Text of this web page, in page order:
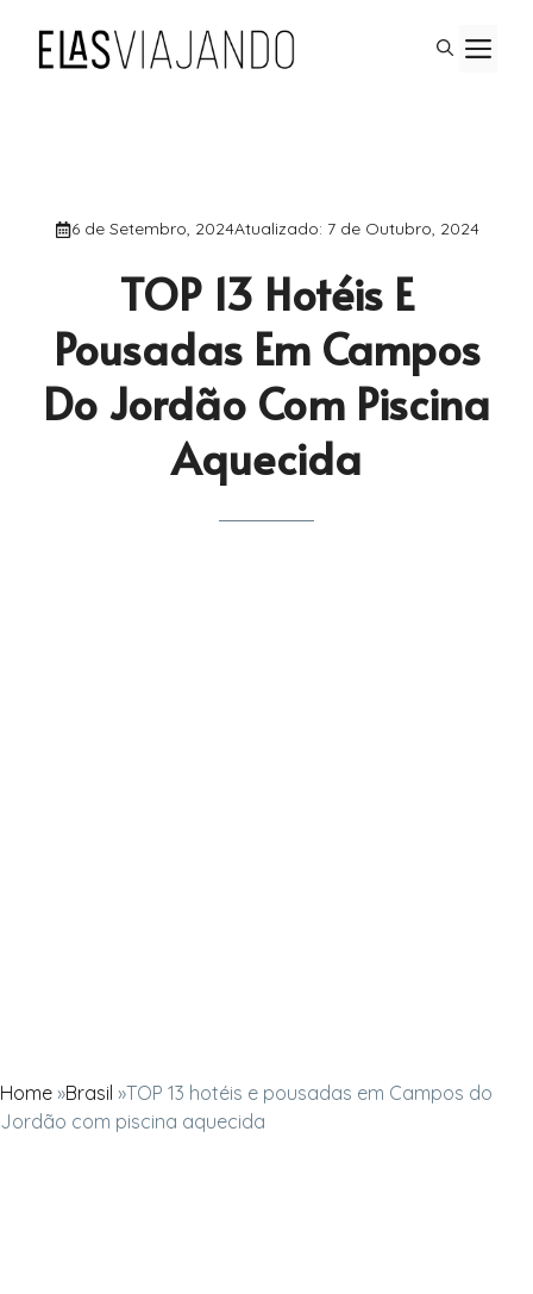
para
6 de Setembro, 2024Atualizado: 7 de Outubro, 2024
TOP 13 Hotéis E
Pousadas Em Campos
Do Jordão Com Piscina
Aquecida
Home »Brasil »TOP 13 hotéis e pousadas em Campos do
Jordão com piscina aquecida